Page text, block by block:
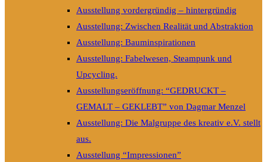
Ausstellung vordergründig – hintergründig
Ausstellung: Zwischen Realität und Abstraktion
Ausstellung: Bauminspirationen
Ausstellung: Fabelwesen, Steampunk und
Upcycling.
Ausstellungseröffnung: “GEDRUCKT –
GEMALT – GEKLEBT” von Dagmar Menzel
Ausstellung: Die Malgruppe des kreativ e.V. stellt
aus.
Ausstellung “Impressionen”